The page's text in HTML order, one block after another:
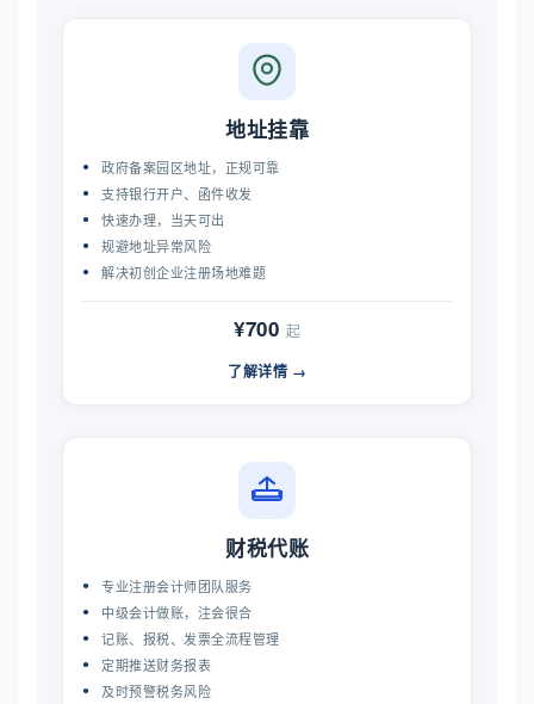
地址挂靠
政府备案园区地址，正规可靠
支持银行开户、函件收发
快速办理，当天可出
规避地址异常风险
解决初创企业注册场地难题
¥700 起
了解详情 →
财税代账
专业注册会计师团队服务
中级会计做账，注会很合
记账、报税、发票全流程管理
定期推送财务报表
及时预警税务风险